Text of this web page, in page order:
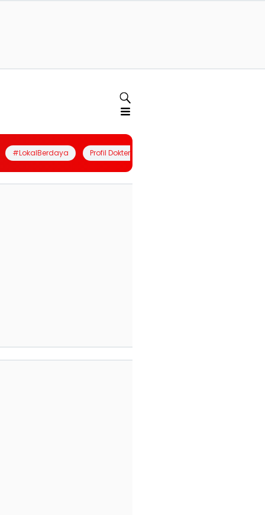
#LokalBerdaya Profil Dokter